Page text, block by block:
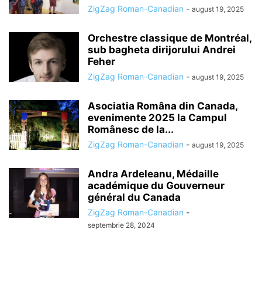
ZigZag Roman-Canadian - august 19, 2025
Orchestre classique de Montréal,
sub bagheta dirijorului Andrei
Feher
ZigZag Roman-Canadian - august 19, 2025
Asociatia Româna din Canada,
evenimente 2025 la Campul
Românesc de la...
ZigZag Roman-Canadian - august 19, 2025
Andra Ardeleanu, Médaille
académique du Gouverneur
général du Canada
ZigZag Roman-Canadian -
septembrie 28, 2024